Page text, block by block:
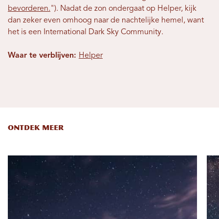
bevorderen."). Nadat de zon ondergaat op Helper, kijk
dan zeker even omhoog naar de nachtelijke hemel, want
het is een International Dark Sky Community.
Waar te verblijven: Helper
ONTDEK MEER